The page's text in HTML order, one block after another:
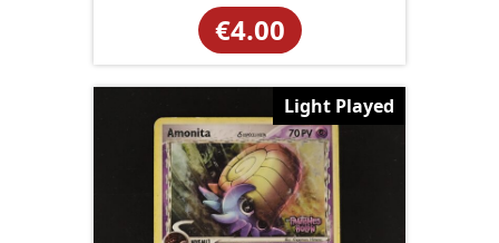
€4.00
Light Played